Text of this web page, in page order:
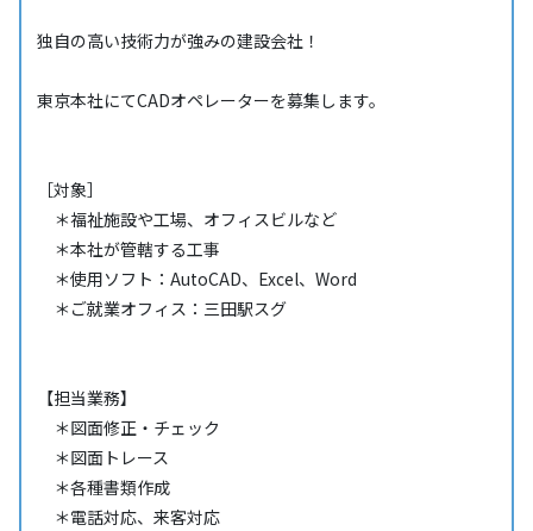
独自の高い技術力が強みの建設会社！
東京本社にてCADオペレーターを募集します。
［対象］
＊福祉施設や工場、オフィスビルなど
＊本社が管轄する工事
＊使用ソフト：AutoCAD、Excel、Word
＊ご就業オフィス：三田駅スグ
【担当業務】
＊図面修正・チェック
＊図面トレース
＊各種書類作成
＊電話対応、来客対応